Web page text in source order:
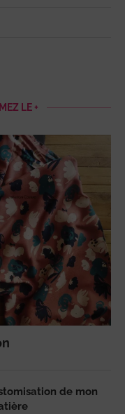
LE +
de mon